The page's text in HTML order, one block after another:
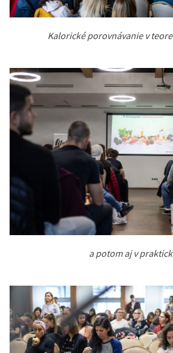
Kalorické porovnávanie v
a potom aj v